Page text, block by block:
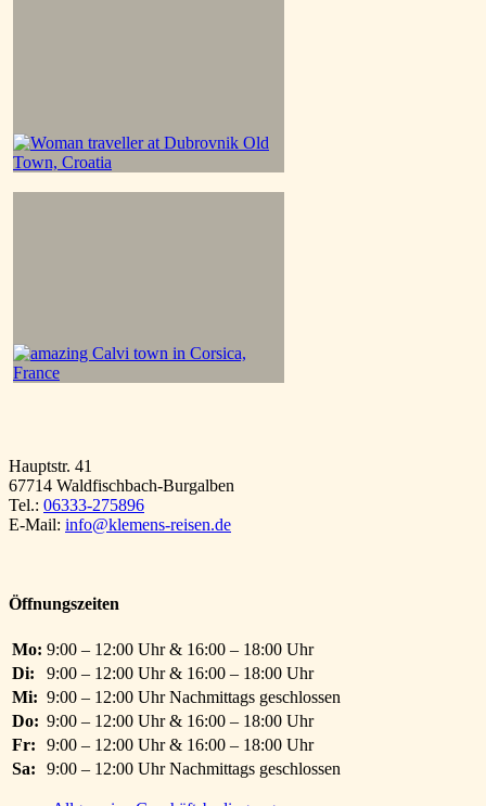
Hauptstr. 41
67714 Waldfischbach-Burgalben
Tel.: 06333-275896
E-Mail: info@klemens-reisen.de
Öffnungszeiten
Mo: 9:00 – 12:00 Uhr & 16:00 – 18:00 Uhr
Di:
9:00 – 12:00 Uhr & 16:00 – 18:00 Uhr
Mi: 9:00 – 12:00 Uhr Nachmittags geschlossen
Do: 9:00 – 12:00 Uhr & 16:00 – 18:00 Uhr
Fr:
9:00 – 12:00 Uhr & 16:00 – 18:00 Uhr
Sa:
9:00 – 12:00 Uhr Nachmittags geschlossen